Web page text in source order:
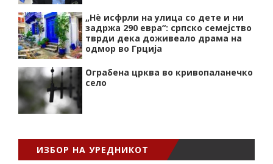
„Нѐ исфрли на улица со дете и ни
задржа 290 евра“: српско семејство
тврди дека доживеало драма на
одмор во Грција
Ограбена црква во кривопаланечко
село
ИЗБОР НА УРЕДНИКОТ